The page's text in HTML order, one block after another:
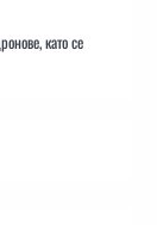
като се